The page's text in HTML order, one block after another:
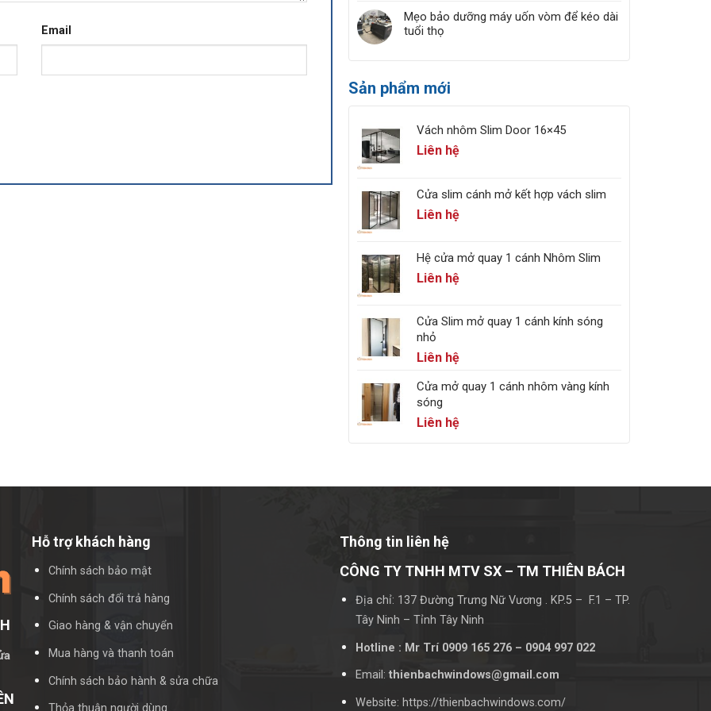
Email
Mẹo bảo dưỡng máy uốn vòm để kéo dài
tuổi thọ
Sản phẩm mới
Vách nhôm Slim Door 16×45
Liên hệ
Cửa slim cánh mở kết hợp vách slim
Liên hệ
Hệ cửa mở quay 1 cánh Nhôm Slim
Liên hệ
Cửa Slim mở quay 1 cánh kính sóng
nhỏ
Liên hệ
Cửa mở quay 1 cánh nhôm vàng kính
sóng
Liên hệ
Hỗ trợ khách hàng
Chính sách bảo mật
Chính sách đổi trả hàng
Giao hàng & vận chuyển
Mua hàng và thanh toán
Chính sách bảo hành & sửa chữa
Thỏa thuận người dùng
Thông tin liên hệ
CÔNG TY TNHH MTV SX – TM THIÊN BÁCH
Địa chỉ: 137 Đường Trưng Nữ Vương . KP.5 – F.1 – TP.
Tây Ninh – Tỉnh Tây Ninh
Hotline : Mr Trí 0909 165 276 – 0904 997 022
Email:thienbachwindows@gmail.com
Website: https://thienbachwindows.com/